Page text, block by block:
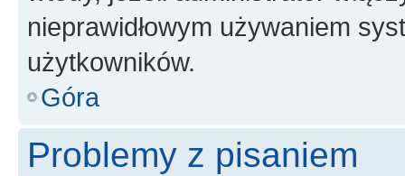
nieprawidłowym używaniem
użytkowników.
Góra
Problemy z pisaniem